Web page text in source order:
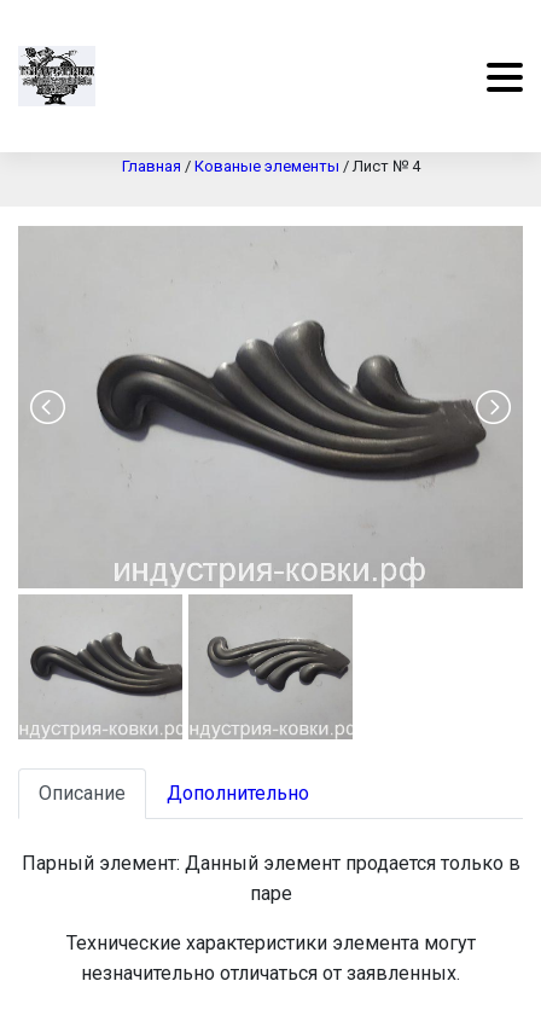
Главная / Кованые элементы /Лист № 4
Описание Дополнительно
Парный элемент: Данный элемент продается только в
паре
Технические характеристики элемента могут
незначительно отличаться от заявленных.